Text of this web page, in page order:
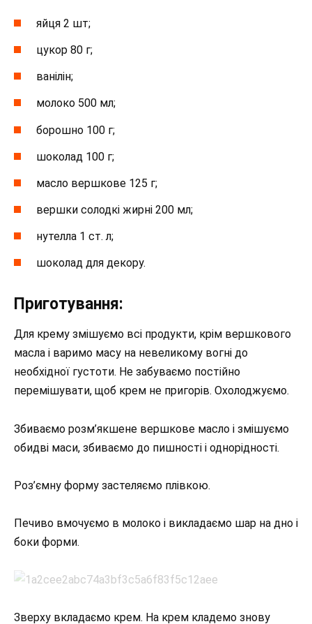
яйця 2 шт;
цукор 80 г;
ванілін;
молоко 500 мл;
борошно 100 г;
шоколад 100 г;
масло вершкове 125 г;
вершки солодкі жирні 200 мл;
нутелла 1 ст. л;
шоколад для декору.
Приготування:
Для крему змішуємо всі продукти, крім вершкового
масла і варимо масу на невеликому вогні до
необхідної густоти. Не забуваємо постійно
перемішувати, щоб крем не пригорів. Охолоджуємо.
Збиваємо розм’якшене вершкове масло і змішуємо
обидві маси, збиваємо до пишності і однорідності.
Роз’ємну форму застеляємо плівкою.
Печиво вмочуємо в молоко і викладаємо шар на дно і
боки форми.
Зверху вкладаємо крем. На крем кладемо знову